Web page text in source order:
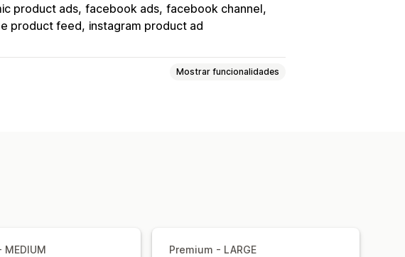
product ads facebook ads facebook channel
product feed instagram product ad
Mostrar funcionalidades
Edição em lote
Atualizações em tempo real
Premium - LARGE